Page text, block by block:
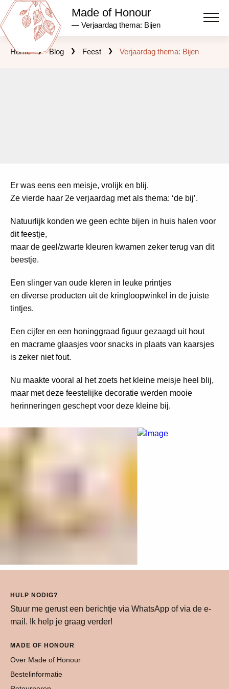
Made of Honour
— Verjaardag thema: Bijen
Home Blog Feest Verjaardag thema: Bijen
Er was eens een meisje, vrolijk en blij.
Ze vierde haar 2e verjaardag met als thema: ‘de bij’.
Natuurlijk konden we geen echte bijen in huis halen voor
dit feestje,
maar de geel/zwarte kleuren kwamen zeker terug van dit
beestje.
Een slinger van oude kleren in leuke printjes
en diverse producten uit de kringloopwinkel in de juiste
tintjes.
Een cijfer en een honinggraad figuur gezaagd uit hout
en macrame glaasjes voor snacks in plaats van kaarsjes
is zeker niet fout.
Nu maakte vooral al het zoets het kleine meisje heel blij,
maar met deze feestelijke decoratie werden mooie
herinneringen geschept voor deze kleine bij.
HULP NODIG?
Stuur me gerust een berichtje via WhatsApp of via de e-
mail. Ik help je graag verder!
MADE OF HONOUR
Over Made of Honour
Bestelinformatie